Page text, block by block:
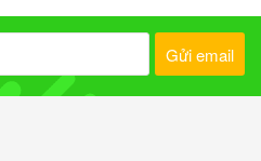
Gửi email